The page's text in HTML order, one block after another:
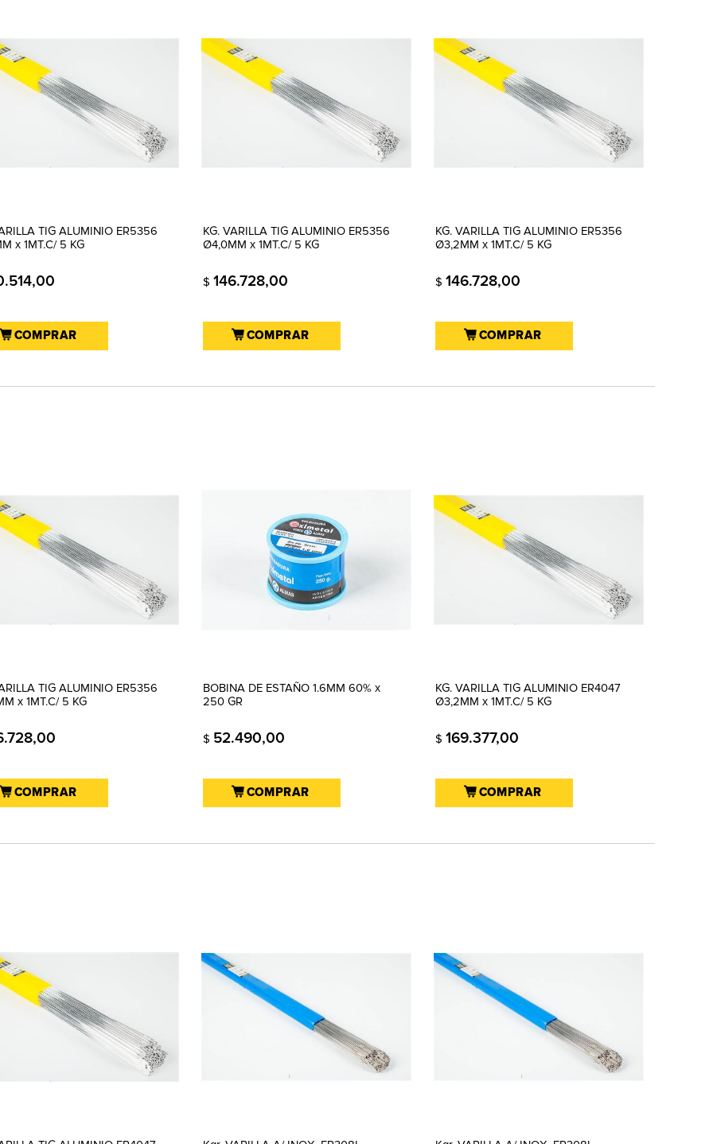
TIG ALUMINIO ER5356
x 1MT.C/ 5 KG
COMPRAR
KG. VARILLA TIG ALUMINIO ER5356
Ø4,0MM x 1MT.C/ 5 KG
$ 146.728,00
COMPRAR
KG. VARILLA TIG ALUMINIO ER5356
Ø3,2MM x 1MT.C/ 5 KG
$ 146.728,00
COMPRAR
TIG ALUMINIO ER5356
x 1MT.C/ 5 KG
COMPRAR
BOBINA DE ESTAÑO 1.6MM 60% x
250 GR
$ 52.490,00
COMPRAR
KG. VARILLA TIG ALUMINIO ER4047
Ø3,2MM x 1MT.C/ 5 KG
$ 169.377,00
COMPRAR